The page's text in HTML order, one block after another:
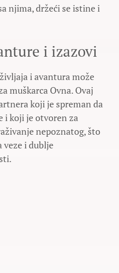
njima, držeći se istine i
i izazovi
i avantura može
muškarca Ovna. Ovaj
koji je spreman da
i koji je otvoren za
nepoznatog, što
veze i dublje